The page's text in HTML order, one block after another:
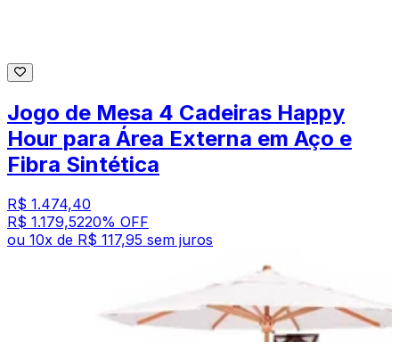
Jogo de Mesa 4 Cadeiras Happy
Hour para Área Externa em Aço e
Fibra Sintética
R$ 1.474,40
R$ 1.179,5220% OFF
ou 10x de R$ 117,95 sem juros